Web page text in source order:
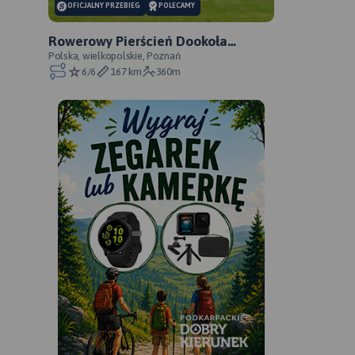
OFICJALNY PRZEBIEG POLECAMY
Rowerowy Pierścień Dookoła
Poznania - oficjalny przebieg
Polska, wielkopolskie, Poznań
6/6
167 km 360m